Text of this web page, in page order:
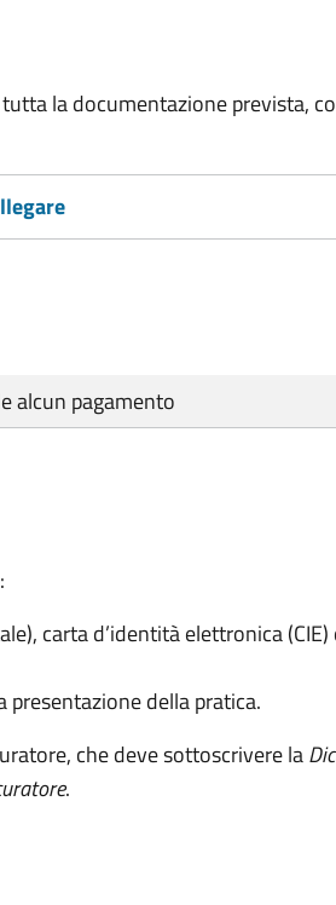
la documentazione prevista,
alcun pagamento
carta d’identità elettronica
della pratica.
che deve sottoscrivere la
.